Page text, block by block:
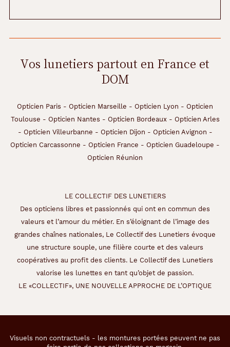
Vos lunetiers partout en France et
DOM
Opticien Paris - Opticien Marseille - Opticien Lyon - Opticien
Toulouse - Opticien Nantes - Opticien Bordeaux- Opticien Arles
- Opticien Villeurbanne - Opticien Dijon - Opticien Avignon -
Opticien Carcassonne - Opticien France - Opticien Guadeloupe -
Opticien Réunion
LE COLLECTIF DES LUNETIERS
Des opticiens libres et passionnés qui ont en commun des
valeurs et l’amour du métier. En s’éloignant de l’image des
grandes chaînes nationales, Le Collectif des Lunetiers évoque
une structure souple, une filière courte et des valeurs
coopératives au profit des clients. Le Collectif des Lunetiers
valorise les lunettes en tant qu’objet de passion.
LE «COLLECTIF», UNE NOUVELLE APPROCHE DE L’OPTIQUE
Visuels non contractuels - les montures portées peuvent ne pas